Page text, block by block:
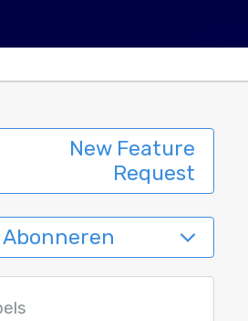
New Feature
Request
Abonneren